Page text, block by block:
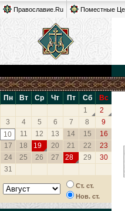
Православие.Ru Поместные
Пн Вт Ср Чт Пт Сб
Вс
1
2
3
4 5 6 7 8
9
10
11 12 13 14 15
16
17
18 19 20 21 22
23
24
25 26 27 28 29
30
31
Ст. ст.
Нов. ст.